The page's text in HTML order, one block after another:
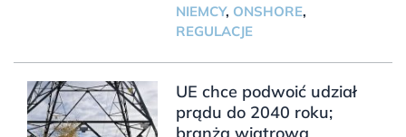
NIEMCY, ONSHORE,
REGULACJE
UE chce podwoić udział
prądu do 2040 roku;
branża wiatrowa